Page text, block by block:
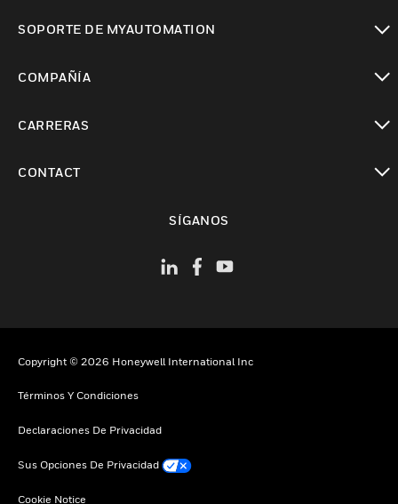
SOPORTE DE MYAUTOMATION
COMPAÑÍA
CARRERAS
CONTACT
SÍGANOS
Copyright © 2026 Honeywell International Inc
Términos Y Condiciones
Declaraciones De Privacidad
Sus Opciones De Privacidad
Cookie Notice